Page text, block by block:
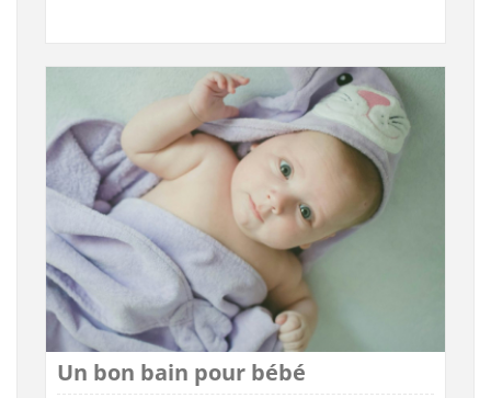
Un bon bain pour bébé